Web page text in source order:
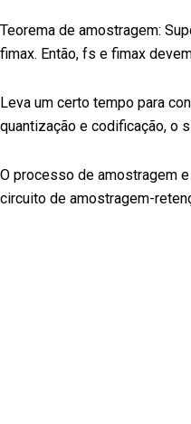
Teorema de amostragem:
fimax. Então, fs e fimax
Leva um certo tempo para
quantização e codificação, o
O processo de amostragem
circuito de amostragem-